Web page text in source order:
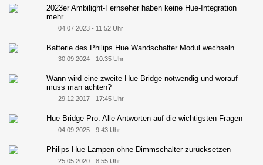
2023er Ambilight-Fernseher haben keine Hue-Integration
mehr
04.07.2023 - 11:52 Uhr
Batterie des Philips Hue Wandschalter Modul wechseln
30.09.2024 - 10:35 Uhr
Wann wird eine zweite Hue Bridge notwendig und worauf
muss man achten?
29.12.2017 - 17:45 Uhr
Hue Bridge Pro: Alle Antworten auf die wichtigsten Fragen
04.09.2025 - 9:43 Uhr
Philips Hue Lampen ohne Dimmschalter zurücksetzen
25.05.2020 - 8:55 Uhr